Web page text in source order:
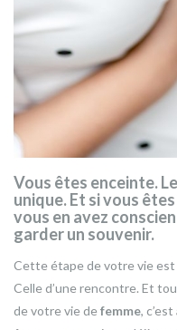
Vous êtes enceinte.
unique. Et si vous
vous en avez
garder un souvenir.
Cette étape de votre vie est
Celle d’une rencontre. Et
de votre vie defemme,